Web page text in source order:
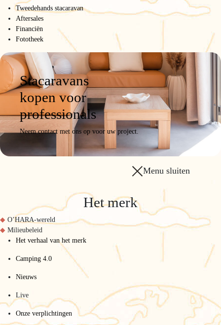
Tweedehands stacaravan
Aftersales
Financiën
Fototheek
Stacaravans
kopen voor
professionals
Neem contact met ons op voor uw project.
Menu sluiten
Het merk
O’HARA-wereld
Milieubeleid
Het verhaal van het merk
Camping 4.0
Nieuws
Live
Onze verplichtingen